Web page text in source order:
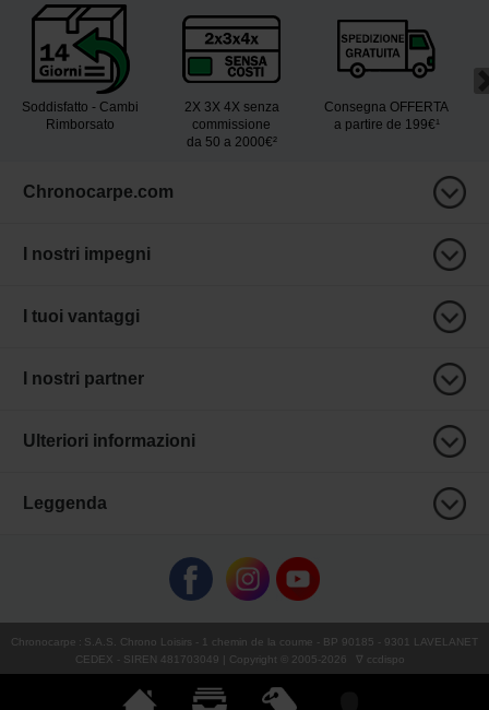
Soddisfatto - Cambi
Rimborsato
2X 3X 4X senza
commissione
da 50 a 2000€²
Consegna OFFERTA
a partire de 199€¹
Chronocarpe.com
I nostri impegni
I tuoi vantaggi
I nostri partner
Ulteriori informazioni
Leggenda
Chronocarpe : S.A.S. Chrono Loisirs - 1 chemin de la coume - BP 90185 - 9301 LAVELANET
CEDEX - SIREN 481703049 | Copyright © 2005-2026 ∇ ccdispo